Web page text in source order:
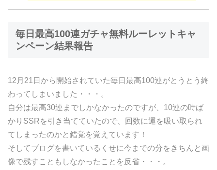
毎日最高100連ガチャ無料ルーレットキャ
ンペーン結果報告
12月21日から開始されていた毎日最高100連がとうとう終
わってしまいました・・・。
自分は最高30連までしかなかったのですが、10連の時ば
かりSSRを引き当てていたので、回数に運を吸い取られ
てしまったのかと錯覚を覚えています！
そしてブログを書いているくせに今までの分をきちんと画
像で残すこともしなかったことを反省・・・。